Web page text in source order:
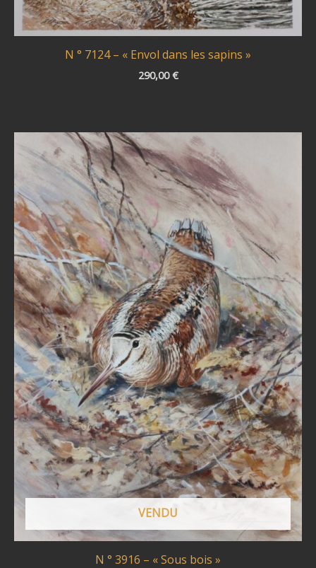
N ° 7124 – « Envol dans les sapins »
290,00€
VENDU
N ° 3916 – « Sous bois »